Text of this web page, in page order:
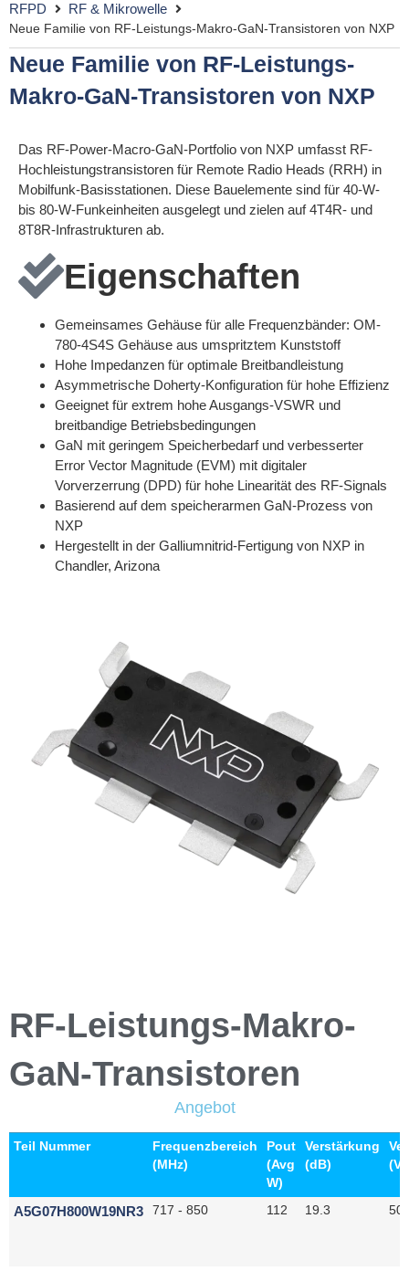
RFPD RF & Mikrowelle
Neue Familie von RF-Leistungs-Makro-GaN-Transistoren von NXP
Neue Familie von RF-Leistungs-
Makro-GaN-Transistoren von NXP
Das RF-Power-Macro-GaN-Portfolio von NXP umfasst RF-
Hochleistungstransistoren für Remote Radio Heads (RRH) in
Mobilfunk-Basisstationen. Diese Bauelemente sind für 40-W-
bis 80-W-Funkeinheiten ausgelegt und zielen auf 4T4R- und
8T8R-Infrastrukturen ab.
Eigenschaften
Gemeinsames Gehäuse für alle Frequenzbänder: OM-
780-4S4S Gehäuse aus umspritztem Kunststoff
Hohe Impedanzen für optimale Breitbandleistung
Asymmetrische Doherty-Konfiguration für hohe Effizienz
Geeignet für extrem hohe Ausgangs-VSWR und
breitbandige Betriebsbedingungen
GaN mit geringem Speicherbedarf und verbesserter
Error Vector Magnitude (EVM) mit digitaler
Vorverzerrung (DPD) für hohe Linearität des RF-Signals
Basierend auf dem speicherarmen GaN-Prozess von
NXP
Hergestellt in der Galliumnitrid-Fertigung von NXP in
Chandler, Arizona
RF-Leistungs-Makro-
GaN-Transistoren
Angebot
Teil Nummer
Frequenzbereich
(MHz)
Pout
(Avg
W)
Verstärkung
(dB)
(V)
A5G07H800W19NR3 717 - 850 112 19.3 50